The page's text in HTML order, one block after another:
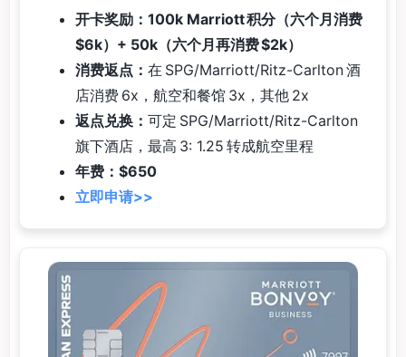
开卡奖励：100k Marriott 积分（六个月消费
$6k）+ 50k（六个月再消费 $2k）
消费返点： 在 SPG/Marriott/Ritz-Carlton 酒
店消费 6x，航空和餐馆 3x，其他 2x
返点兑换： 可定 SPG/Marriott/Ritz-Carlton
旗下酒店，最高 3: 1.25 转成航空里程
年费：$650
立即申请>>